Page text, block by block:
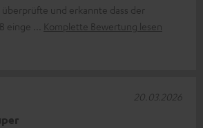
überprüfte und erkannte dass der
einge
Komplette Bewertung lesen
20.03.2026